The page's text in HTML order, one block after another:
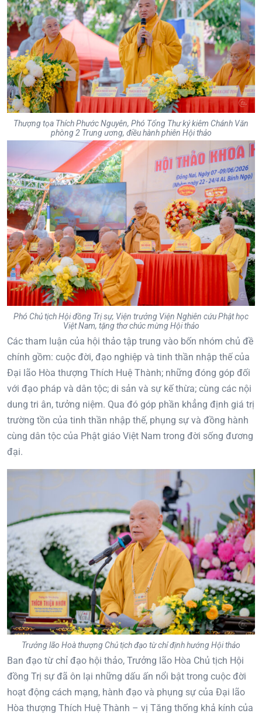
Thượng tọa Thích Phước Nguyên, Phó Tổng Thư ký kiêm Chánh Văn
phòng 2 Trung ương, điều hành phiên Hội thảo
Phó Chủ tịch Hội đồng Trị sự, Viện trưởng Viện Nghiên cứu Phật học
Việt Nam, tặng thơ chúc mừng Hội thảo
Các tham luận của hội thảo tập trung vào bốn nhóm chủ đề
chính gồm: cuộc đời, đạo nghiệp và tinh thần nhập thế của
Đại lão Hòa thượng Thích Huệ Thành; những đóng góp đối
với đạo pháp và dân tộc; di sản và sự kế thừa; cùng các nội
dung tri ân, tưởng niệm. Qua đó góp phần khẳng định giá trị
trường tồn của tinh thần nhập thế, phụng sự và đồng hành
cùng dân tộc của Phật giáo Việt Nam trong đời sống đương
đại.
Trưởng lão Hoà thượng Chủ tịch đạo từ chỉ định hướng Hội thảo
Ban đạo từ chỉ đạo hội thảo, Trưởng lão Hòa Chủ tịch Hội
đồng Trị sự đã ôn lại những dấu ấn nổi bật trong cuộc đời
hoạt động cách mạng, hành đạo và phụng sự của Đại lão
Hòa thượng Thích Huệ Thành – vị Tăng thống khả kính của